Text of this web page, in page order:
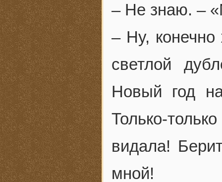
– Не знаю. –
– Ну,
светлой
Новый год
Только-
видала!
мной!